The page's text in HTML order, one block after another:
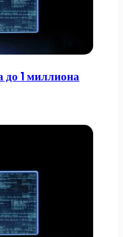
1 миллиона